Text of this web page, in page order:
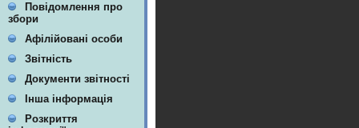
Повідомлення про
збори
Афілійовані особи
Звітність
Документи звітності
Інша інформація
Розкриття